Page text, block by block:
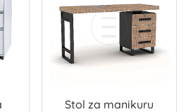
Stol za manikuru